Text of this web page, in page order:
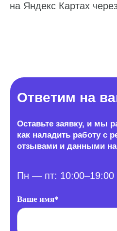
на Яндекс Картах